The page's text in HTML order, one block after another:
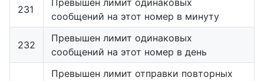
231
Превышен лимит одинаковых
сообщений на этот номер в минуту
232
Превышен лимит одинаковых
сообщений на этот номер в день
Превышен лимит отправки повторных